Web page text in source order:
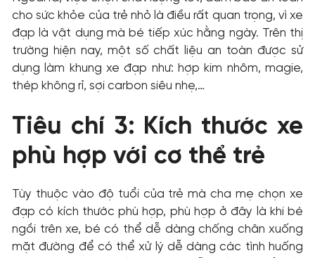
cho sức khỏe của trẻ nhỏ là điều rất quan trọng, vì xe
đạp là vật dụng mà bé tiếp xúc hằng ngày. Trên thị
trường hiện nay, một số chất liệu an toàn được sử
dụng làm khung xe đạp như: hợp kim nhôm, magie,
thép không rỉ, sợi carbon siêu nhẹ,…
Tiêu chí 3: Kích thước xe
phù hợp với cơ thể trẻ
Tùy thuộc vào độ tuổi của trẻ mà cha mẹ chọn xe
đạp có kích thước phù hợp, phù hợp ở đây là khi bé
ngồi trên xe, bé có thể dễ dàng chống chân xuống
mặt đường để có thể xử lý dễ dàng các tình huống